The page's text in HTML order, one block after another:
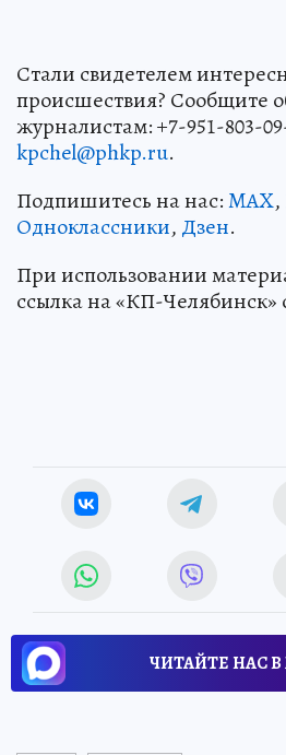
Стали свидетелем
происшествия? Сообщите
журналистам: +7-951-803-
kpchel@phkp.ru.
Подпишитесь на нас:MAX,
Одноклассники, Дзен.
При использовании
ссылка на «КП-Челябинск»
ЧИТАЙТЕ НАС